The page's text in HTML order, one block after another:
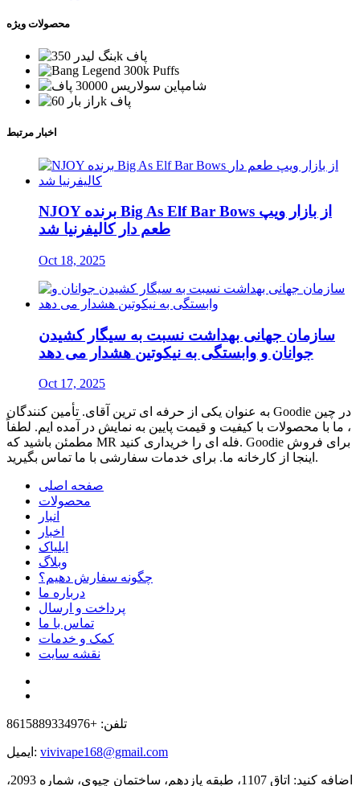
محصولات ویژه
اخبار مرتبط
NJOY برنده Big As Elf Bar Bows از بازار ویپ
طعم دار کالیفرنیا شد
Oct 18, 2025
سازمان جهانی بهداشت نسبت به سیگار کشیدن
جوانان و وابستگی به نیکوتین هشدار می دهد
Oct 17, 2025
به عنوان یکی از حرفه ای ترین آقای. تأمین کنندگان Goodie در چین
، ما با محصولات با کیفیت و قیمت پایین به نمایش در آمده ایم. لطفاً
مطمئن باشید که MR فله ای را خریداری کنید. Goodie برای فروش
اینجا از کارخانه ما. برای خدمات سفارشی با ما تماس بگیرید.
صفحه اصلی
محصولات
انبار
اخبار
ایلیاک
وبلاگ
چگونه سفارش دهیم؟
درباره ما
پرداخت و ارسال
تماس با ما
کمک و خدمات
نقشه سایت
تلفن: +8615889334976
ایمیل: vivivape168@gmail.com
اضافه کنید: اتاق 1107، طبقه یازدهم، ساختمان چیوی، شماره 2093،